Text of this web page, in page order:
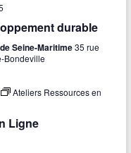
n
d
v
u
m
e
t
durable
Seine-Maritime35 rue
Bondeville
Ateliers Ressources en
Ligne